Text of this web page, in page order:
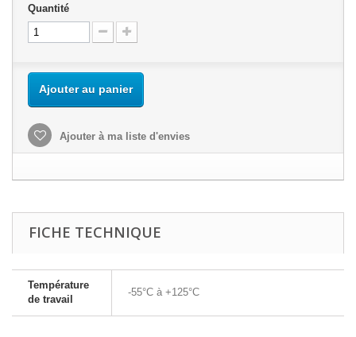
Quantité
Ajouter au panier
Ajouter à ma liste d'envies
FICHE TECHNIQUE
Température
de travail
-55°C à +125°C